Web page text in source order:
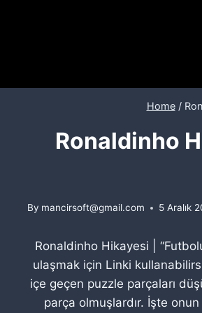
Home /
Ronaldinho
By mancirsoft@gmail.com 5 Aralık
Ronaldinho Hikayesi |
ulaşmak için Linki
içe geçen puzzle parçaları
parça olmuşlardır. İşte